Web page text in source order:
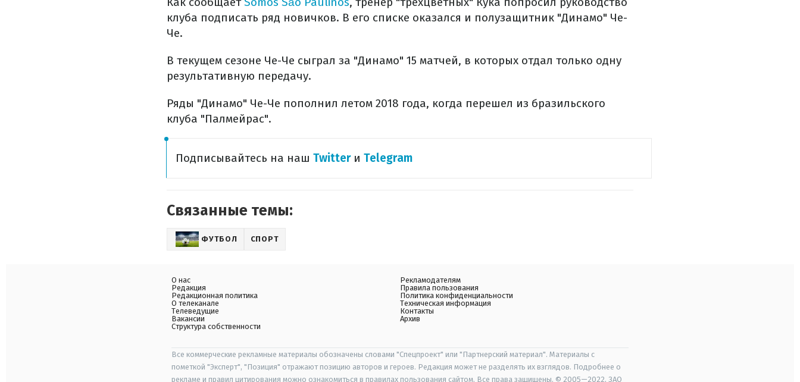
клуба подписать ряд новичков. В его списке оказался и полузащитник "Динамо" Че-
Че.
В текущем сезоне Че-Че сыграл за "Динамо" 15 матчей, в которых отдал только одну
результативную передачу.
Ряды "Динамо" Че-Че пополнил летом 2018 года, когда перешел из бразильского
клуба "Палмейрас".
Подписывайтесь на наш​ Twitterи Telegram
Связанные темы:
ФУТБОЛ СПОРТ
О нас
Редакция
Редакционная политика
О телеканале
Телеведущие
Вакансии
Структура собственности
Рекламодателям
Правила пользования
Политика конфиденциальности
Техническая информация
Контакты
Архив
Все коммерческие рекламные материалы обозначены словами "Спецпроект" или "Партнерский материал". Материалы с
пометкой "Эксперт", "Позиция" отражают позицию авторов и героев. Редакция может не разделять их взглядов. Подробнее о
рекламе и правил цитирования можно ознакомиться в правилах пользования сайтом. Все права защищены. © 2005—2022, ЗАО